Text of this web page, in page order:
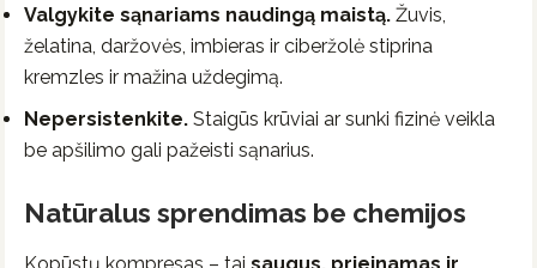
Valgykite sąnariams naudingą maistą. Žuvis,
želatina, daržovės, imbieras ir ciberžolė stiprina
kremzles ir mažina uždegimą.
Nepersistenkite. Staigūs krūviai ar sunki fizinė veikla
be apšilimo gali pažeisti sąnarius.
Natūralus sprendimas be chemijos